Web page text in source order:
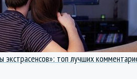
экстрасенсов»: топ лучших